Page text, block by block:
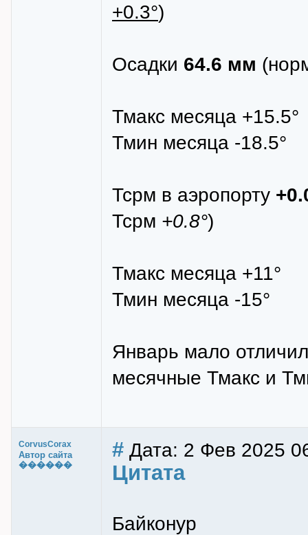
+0.3°)
Осадки 64.6 мм
Тмакс месяца +15.5°
Тмин месяца -18.5°
Тсрм в аэропорту
Тсрм +0.8°)
Тмакс месяца +11°
Тмин месяца -15°
Январь мало
месячные Тмакс и
CorvusCorax
Автор сайта
������
# Дата: 2 Фев 2025
Цитата
Байконур